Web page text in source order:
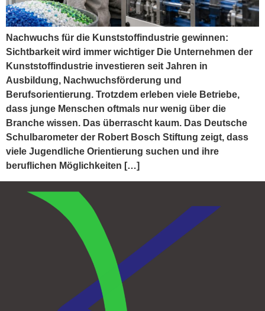
Nachwuchs für die Kunststoffindustrie gewinnen:
Sichtbarkeit wird immer wichtiger Die Unternehmen der
Kunststoffindustrie investieren seit Jahren in
Ausbildung, Nachwuchsförderung und
Berufsorientierung. Trotzdem erleben viele Betriebe,
dass junge Menschen oftmals nur wenig über die
Branche wissen. Das überrascht kaum. Das Deutsche
Schulbarometer der Robert Bosch Stiftung zeigt, dass
viele Jugendliche Orientierung suchen und ihre
beruflichen Möglichkeiten […]